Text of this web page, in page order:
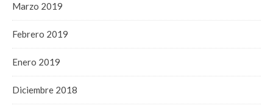
Marzo 2019
Febrero 2019
Enero 2019
Diciembre 2018